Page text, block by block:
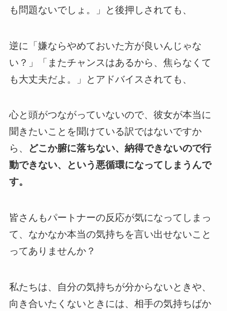
も問題ないでしょ。」と後押しされても、
逆に「嫌ならやめておいた方が良いんじゃな
い？」「またチャンスはあるから、焦らなくて
も大丈夫だよ。」とアドバイスされても、
心と頭がつながっていないので、彼女が本当に
聞きたいことを聞けている訳ではないですか
ら、
どこか腑に落ちない、納得できないので行
動できない、という悪循環になってしまうんで
す。
皆さんもパートナーの反応が気になってしまっ
て、なかなか本当の気持ちを言い出せないこと
ってありませんか？
私たちは、自分の気持ちが分からないときや、
向き合いたくないときには、相手の気持ちばか